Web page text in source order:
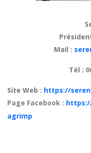
Mail :
Tél : 06 21
Site Web : https://
Page Facebook :
agrimp